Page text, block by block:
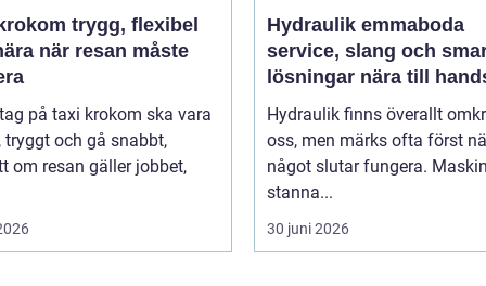
trygg, flexibel
när resan måste
på taxi krokom ska vara
tryggt och gå snabbt,
om resan gäller jobbet,
Hydraulik emmaboda
service, slang och
lösningar nära till
Hydraulik finns överallt
oss, men märks ofta först
något slutar fungera.
stanna...
30 juni 2026